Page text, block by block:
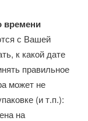
времени
с Вашей
к какой дате
правильное
может не
(и т.п.):
на